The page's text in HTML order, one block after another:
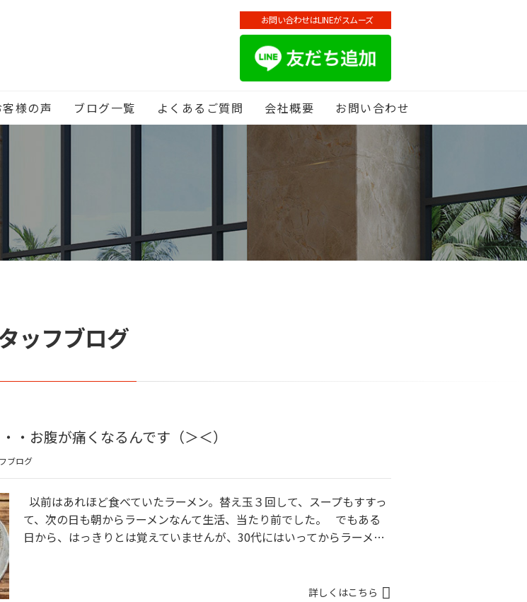
お問い合わせはLINEがスムーズ
様の声 ブログ一覧 よくあるご質問 会社概要 お問い合わせ
ッフブログ
・お腹が痛くなるんです（＞＜）
ブログ
以前はあれほど食べていたラーメン。替え玉３回して、スープもすすっ
て、次の日も朝からラーメンなんて生活、当たり前でした。 でもある
日から、はっきりとは覚えていませんが、30代にはいってからラーメ…
詳しくはこちら